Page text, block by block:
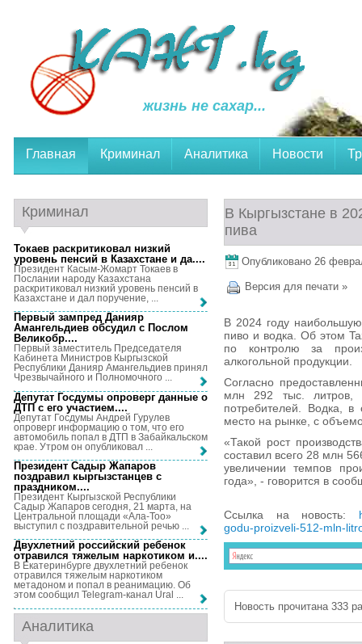
жизнь не сахар...
Главная Криминал Аналитика Новости
В Кыргызстане в
пива
Опубликовано 26
Версия для печати »
В 2024 году
пиво и водка. Об этом
по контролю за
алкогольной продукции.
Согласно
млн 292 тыс. литров,
потребителей. Водка, в
место на рынке, с
«Такой рост
составил всего 28 млн
увеличении темпов
года», - говорится в
Ссылка на новость:
godu-proizveli-512-mln-
Новость прочитана 333
Криминал
Токаев раскритиковал низкий
уровень пенсий в Казахстане и да....
Президент Касым-Жомарт Токаев в
Послании народу Казахстана
раскритиковал низкий уровень пенсий в
Казахстане и дал поручение, ...
Первый зампред Данияр
Амангельдиев обсудил с Послом
Великобр....
Первый заместитель Председателя
Кабинета Министров Кыргызской
Республики Данияр Амангельдиев принял
Чрезвычайного и Полномочного ...
Депутат Госдумы опроверг данные о
ДТП с его участием....
Депутат Госдумы Андрей Гурулев
опроверг информацию о том, что его
автомобиль попал в ДТП в Забайкальском
крае. Утром он опубликовал ...
Президент Садыр Жапаров
поздравил кыргызстанцев с
праздником....
Президент Кыргызской Республики
Садыр Жапаров сегодня, 21 марта, на
Центральной площади «Ала-Тоо»
выступил с поздравительной речью ...
Двухлетний российский ребенок
отравился тяжелым наркотиком и....
В Екатеринбурге двухлетний ребенок
отравился тяжелым наркотиком
метадоном и попал в реанимацию. Об
этом сообщил Telegram-канал Ural ...
Аналитика